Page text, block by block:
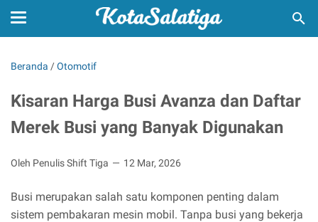
Beranda /Otomotif
Kisaran Harga Busi Avanza dan Daftar
Merek Busi yang Banyak Digunakan
Oleh Penulis Shift Tiga 12 Mar, 2026
Busi merupakan salah satu komponen penting dalam
sistem pembakaran mesin mobil. Tanpa busi yang bekerja